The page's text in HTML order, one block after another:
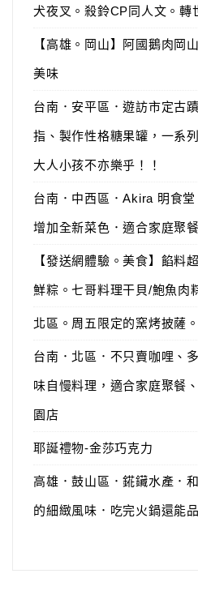
犬夜叉。殺鈴CP同人文。轉
【高雄。岡山】阿國鵝肉岡
美味
台南．安平區．遊訪市定古
指、製作性格糖果罐，一系
大人小孩不亦樂乎！！
台南．中西區．Akira 明食堂
增加全新菜色．適合家庭聚
【發送網體驗。美食】餡料
鮮粽。七哥料理干貝/鮑魚肉
北區。周五限定的窯烤披薩
台南．北區．不只賣咖哩、
味自慢料理，適合家庭聚餐
園店
耶誕禮物-金莎巧克力
高雄．鼓山區．錵鑶水產．
的細緻風味．吃完火鍋還能